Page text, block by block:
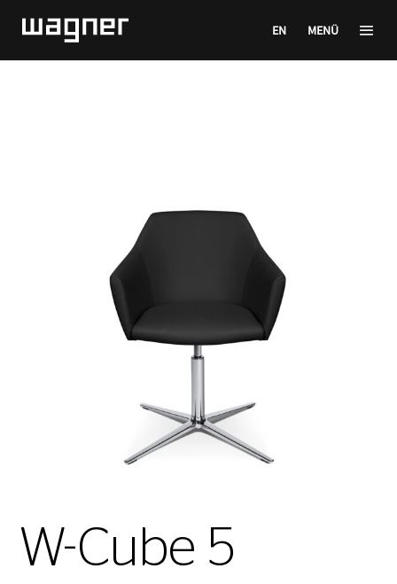
EN MENÜ
W-Cube 5